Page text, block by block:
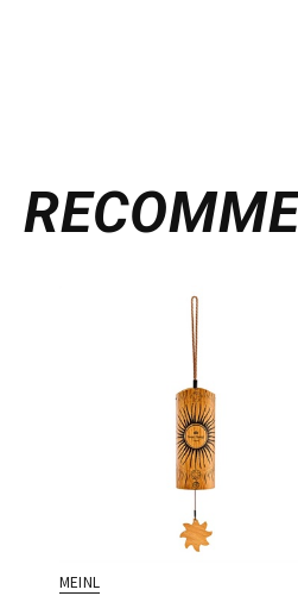
MEINL